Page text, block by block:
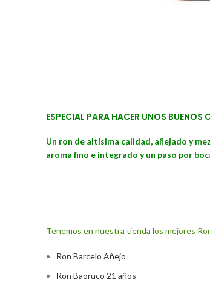
ESPECIAL PARA HACER UNOS BUENOS
Un ron de altísima calidad, añejado y
aroma fino e integrado y un paso por
Tenemos en nuestra tienda los mejores
Ron Barcelo Añejo
Ron Baoruco 21 años